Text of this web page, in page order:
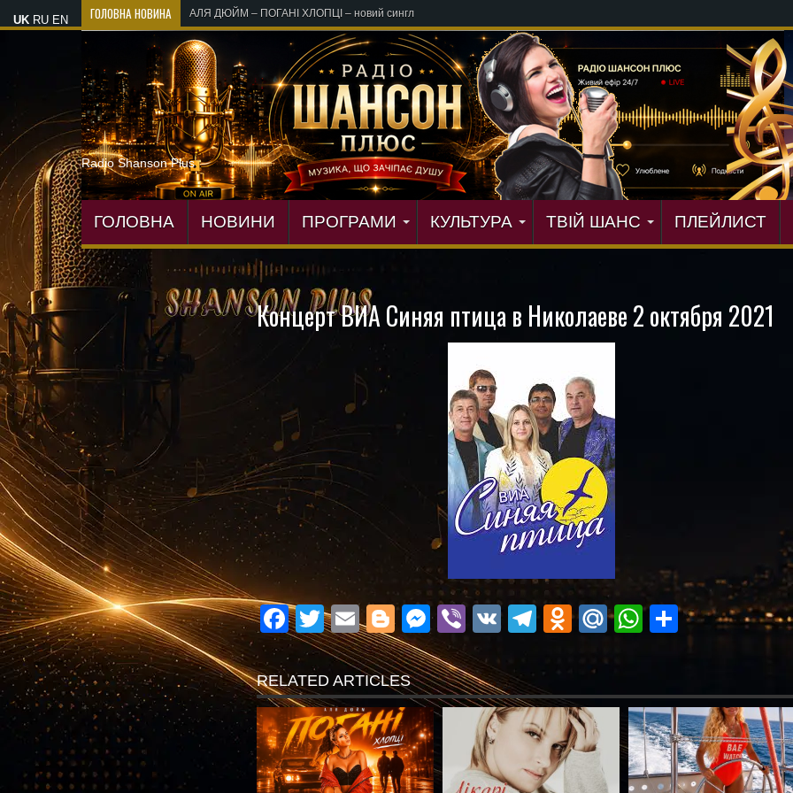
ГОЛОВНА НОВИНА «Лікарі, лі
Radio Shanson Plus
ГОЛОВНА НОВИНИ ПРОГРАМИ КУЛЬТУРА ТВІЙ ШАНС ПЛЕЙЛИСТ
Концерт ВИА Синяя птица в Николаеве 2 октября 2021
Facebook
Twitter
EmailBlogger
Messenger
Viber
VK Telegram
Odnoklassniki
Mail.Ru
WhatsApp
RELATED ARTICLES
UK RU EN